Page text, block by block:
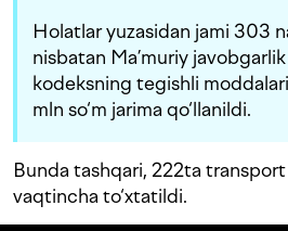
Holatlar yuzasidan jami 303
nisbatan Ma’muriy javobgarlik
kodeksning tegishli
mln so‘m jarima qo‘llanildi.
Bunda tashqari, 222ta
vaqtincha to‘xtatildi.